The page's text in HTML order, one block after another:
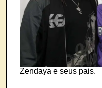
Zendaya e seus pais.